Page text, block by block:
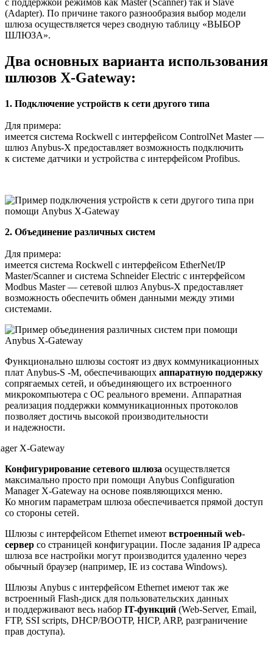
(Adapter). По причине такого разнообразия выбор модели
шлюза осуществляется через сводную таблицу «ВЫБОР
ШЛЮЗА».
Два основных варианта использования
шлюзов X-Gateway:
1. Подключение устройств к сети другого типа
Для примера:
имеется система Rockwell с интерфейсом ControlNet Master —
шлюз Anybus-X предоставляет возможность подключить
к системе датчики и устройства с интерфейсом Profibus.
2. Объединение различных систем
Для примера:
имеется система Rockwell с интерфейсом EtherNet/IP
Master/Scanner и система Schneider Electric с интерфейсом
Modbus Master — сетевой шлюз Anybus-X предоставляет
возможность обеспечить обмен данными между этими
системами.
Функционально шлюзы состоят из двух коммуникационных
плат Anybus-S -M, обеспечивающих аппаратную поддержку
сопрягаемых сетей, и объединяющего их встроенного
микрокомпьютера с ОС реального времени. Аппаратная
реализация поддержки коммуникационных протоколов
позволяет достичь высокой производительности
и надежности.
Конфигурирование сетевого шлюза осуществляется
максимально просто при помощи Anybus Configuration
Manager X-Gateway на основе появляющихся меню.
Ко многим параметрам шлюза обеспечивается прямой доступ
со стороны сетей.
Шлюзы с интерфейсом Ethernet имеют встроенный web-
сервер со страницей конфигурации. После задания IP адреса
шлюза все настройки могут производится удаленно через
обычный браузер (например, IE из состава Windows).
Шлюзы Anybus с интерфейсом Ethernet имеют так же
встроенный Flash-диск для пользовательских данных
и поддерживают весь набор IT-функций (Web-Server, Email,
FTP, SSI scripts, DHCP/BOOTP, HICP, ARP, разграничение
прав доступа).